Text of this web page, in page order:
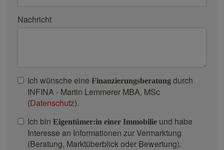
Nachricht
Ich wünsche eine Finanzierungsberatung durch
INFINA - Martin Lemmerer MBA, MSc
(Datenschutz).
Ich bin Eigentümer:in einer Immobilie und habe
Interesse an Informationen zur Vermarktung
(Beratung, Marktüberblick oder Bewertung).